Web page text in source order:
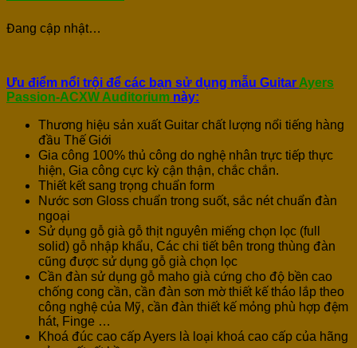
Đang cập nhật…
Ưu điểm nổi trội để các bạn sử dụng mẫu Guitar Ayers
Passion-ACXW Auditorium này:
Thương hiệu sản xuất Guitar chất lượng nổi tiếng hàng
đầu Thế Giới
Gia công 100% thủ công do nghệ nhân trực tiếp thực
hiện, Gia công cực kỳ cận thận, chắc chắn.
Thiết kết sang trọng chuẩn form
Nước sơn Gloss chuẩn trong suốt, sắc nét chuẩn đàn
ngoại
Sử dụng gỗ già gỗ thịt nguyên miếng chọn lọc (full
solid) gỗ nhập khẩu, Các chi tiết bên trong thùng đàn
cũng được sử dụng gỗ già chọn lọc
Cần đàn sử dụng gỗ maho già cứng cho độ bền cao
chống cong cần, cần đàn sơn mờ thiết kế tháo lắp theo
công nghệ của Mỹ, cần đàn thiết kế mỏng phù hợp đệm
hát, Finge …
Khoá đúc cao cấp Ayers là loại khoá cao cấp của hãng